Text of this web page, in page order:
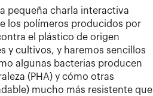
pequeña charla interactiva
los polímeros producidos por
el plástico de origen
y cultivos, y haremos sencillos
algunas bacterias producen
(PHA) y cómo otras
mucho más resistente que